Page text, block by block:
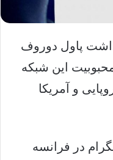
پاول دوروف
این شبکه
و آمریکا
در فرانسه